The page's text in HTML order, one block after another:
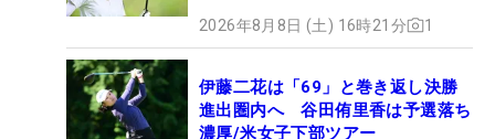
2026年8月8日 (土) 16時21分 1
伊藤二花は「69」と巻き返し決勝
進出圏内へ 谷田侑里香は予選落ち
濃厚/米女子下部ツアー